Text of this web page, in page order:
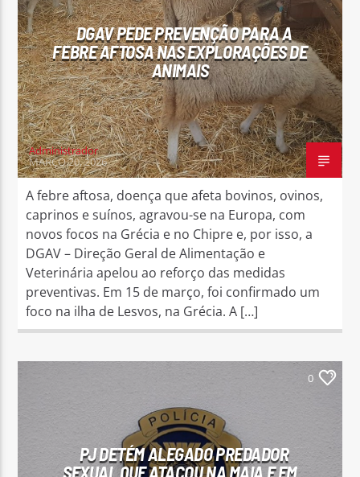
DGAV PEDE PREVENÇÃO PARA A
FEBRE AFTOSA NAS EXPLORAÇÕES DE
ANIMAIS
Administrador
MARÇO 20, 2026
A febre aftosa, doença que afeta bovinos, ovinos,
caprinos e suínos, agravou-se na Europa, com
novos focos na Grécia e no Chipre e, por isso, a
DGAV – Direção Geral de Alimentação e
Veterinária apelou ao reforço das medidas
preventivas. Em 15 de março, foi confirmado um
foco na ilha de Lesvos, na Grécia. A […]
0
PJ DETÉM ALEGADO PREDADOR
SEXUAL QUE ATACOU NA MAIA E EM